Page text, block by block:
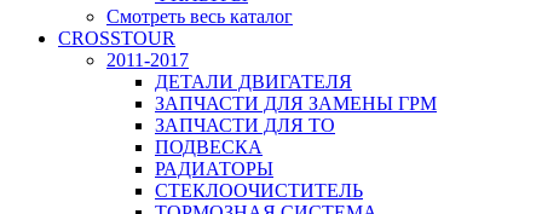
Смотреть весь каталог
CROSSTOUR
2011-2017
ДЕТАЛИ ДВИГАТЕЛЯ
ЗАПЧАСТИ ДЛЯ ЗАМЕНЫ ГРМ
ЗАПЧАСТИ ДЛЯ ТО
ПОДВЕСКА
РАДИАТОРЫ
СТЕКЛООЧИСТИТЕЛЬ